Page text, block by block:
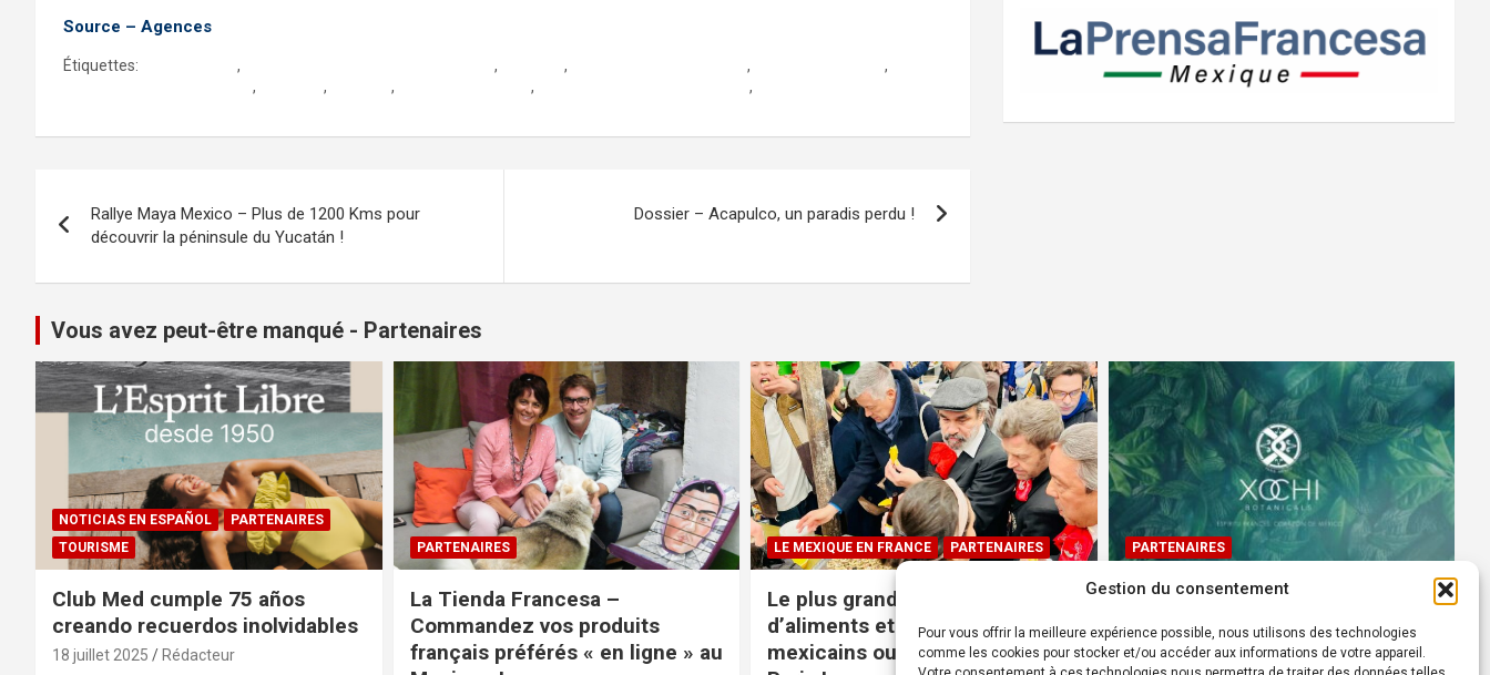
Gestion du consentement
Pour vous offrir la meilleure expérience possible, nous utilisons des technologies
comme les cookies pour stocker et/ou accéder aux informations de votre appareil.
Source – Agences
Étiquettes: , , , ,
,
, , , , ,
de
l’article
Rallye Maya Mexico – Plus de 1200 Kms pour
découvrir la péninsule du Yucatán !
Dossier – Acapulco, un paradis perdu !
Vous avez peut-être manqué - Partenaires
NOTICIAS EN ESPAÑOL
PARTENAIRES
TOURISME
Club Med cumple 75 años
creando recuerdos inolvidables
18 juillet 2025 Rédacteur
PARTENAIRES
La Tienda Francesa –
Commandez vos produits
français préférés « en ligne » au
LE MEXIQUE EN FRANCE PARTENAIRES
Le plus grand magasin
d’aliments et produits
mexicains ouvre ses portes à
PARTENAIRES
Devenez Ambassadeur XOCHI
BOTANICALS – « El espíritu
francés con corazón de